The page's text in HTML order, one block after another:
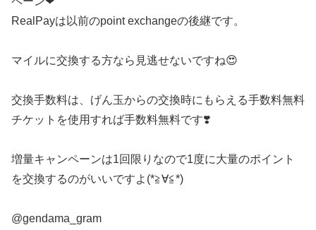
RealPayは以前のpoint exchangeの後継です。
マイルに交換する方なら見逃せないですね😍
交換手数料は、げん玉からの交換時にもらえる手数料無料
チケットを使用すれば手数料無料です❣️
増量キャンペーンは1回限りなので1度に大量のポイント
を交換するのがいいですよ(*≧∀≦*)
@gendama_gram